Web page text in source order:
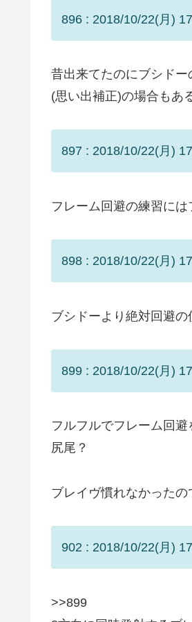
896 : 2018/10/22(月)
昔出来てたのにブシドー
(思い出補正)の場合もあ
897 : 2018/10/22(月)
フレーム回避の練習に
898 : 2018/10/22(月)
ブシドーより絶対回避
899 : 2018/10/22(月)
フルフルでフレーム回
尻尾？
ブレイヴ慣れなかった
902 : 2018/10/22(月)
>>899